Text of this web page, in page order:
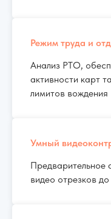
Режим труда и
Анализ РТО,
активности карт
лимитов вождения
Умный
Предварительное
видео отрезков